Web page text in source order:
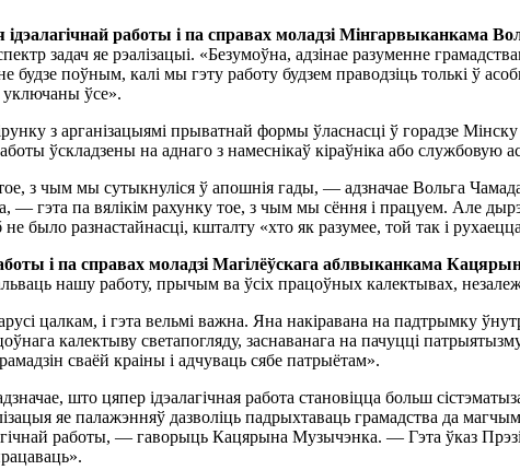
iдэалагiчнай работы i па справах моладзi
задач яе рэалiзацыi. «Безумоўна, адзiнае разуменне
будзе поўным, калi мы гэту работу будзем праводзiць толькi ў
ўсе».
з арганiзацыямi прыватнай формы ўласнасцi ў горадзе
ўскладзены на аднаго з намеснiкаў кiраўнiка або службовую
з чым мы сутыкнулiся ў апошнiя гады, — адзначае Вольга
— гэта па вялiкiм рахунку тое, з чым мы сёння i працуем. Але
было разнастайнасцi, кшталту «хто як разумее, той так i
i па справах моладзi Магiлёўскага аблвыканкама
нашу работу, прычым ва ўсiх працоўных калектывах,
цалкам, i гэта вельмi важна. Яна накiравана на падтрымку
калектыву светапогляду, заснаванага на пачуццi
сваёй краiны i адчуваць сябе патрыётам».
што цяпер iдэалагiчная работа становiцца больш
яе палажэнняў дазволiць падрыхтаваць грамадства да
работы, — гаворыць Кацярына Музычэнка. — Гэта ўказ